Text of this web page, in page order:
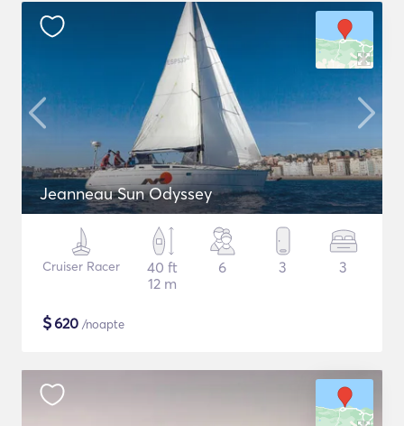
Jeanneau Sun Odyssey
Cruiser Racer
40 ft
12 m
6 3 3
$620 /noapte